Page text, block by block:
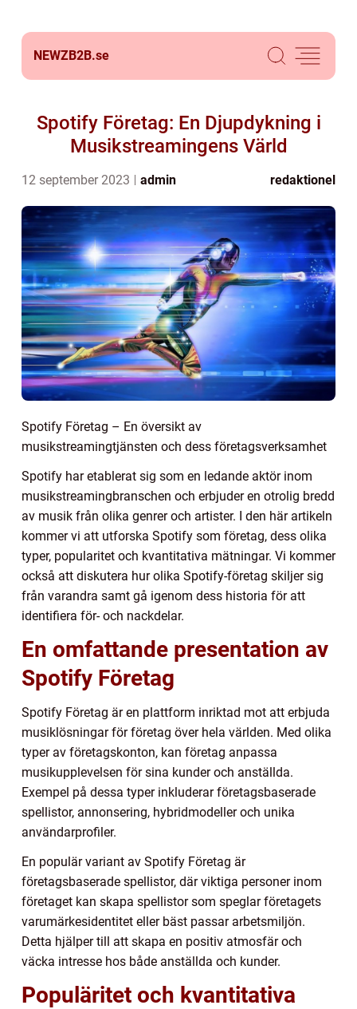
NEWZB2B.se
Spotify Företag: En Djupdykning i
Musikstreamingens Värld
12 september 2023 admin redaktionel
Spotify Företag – En översikt av
musikstreamingtjänsten och dess företagsverksamhet
Spotify har etablerat sig som en ledande aktör inom
musikstreamingbranschen och erbjuder en otrolig bredd
av musik från olika genrer och artister. I den här artikeln
kommer vi att utforska Spotify som företag, dess olika
typer, popularitet och kvantitativa mätningar. Vi kommer
också att diskutera hur olika Spotify-företag skiljer sig
från varandra samt gå igenom dess historia för att
identifiera för- och nackdelar.
En omfattande presentation av
Spotify Företag
Spotify Företag är en plattform inriktad mot att erbjuda
musiklösningar för företag över hela världen. Med olika
typer av företagskonton, kan företag anpassa
musikupplevelsen för sina kunder och anställda.
Exempel på dessa typer inkluderar företagsbaserade
spellistor, annonsering, hybridmodeller och unika
användarprofiler.
En populär variant av Spotify Företag är
företagsbaserade spellistor, där viktiga personer inom
företaget kan skapa spellistor som speglar företagets
varumärkesidentitet eller bäst passar arbetsmiljön.
Detta hjälper till att skapa en positiv atmosfär och
väcka intresse hos både anställda och kunder.
Populäritet och kvantitativa